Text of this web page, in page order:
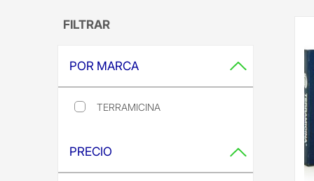
FILTRAR
POR MARCA
TERRAMICINA
Refine by Por Marca: terramicina
PRECIO